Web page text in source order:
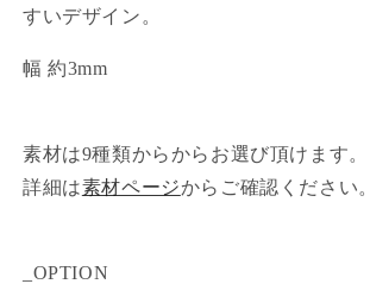
すいデザイン。
幅 約3mm
素材は9種類からからお選び頂けます。
詳細は素材ページからご確認ください。
_OPTION